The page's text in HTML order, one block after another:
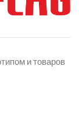
и товаров